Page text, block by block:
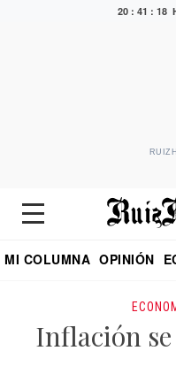
20 : 41 : 19
MI COLUMNA OPINIÓN
Inflación